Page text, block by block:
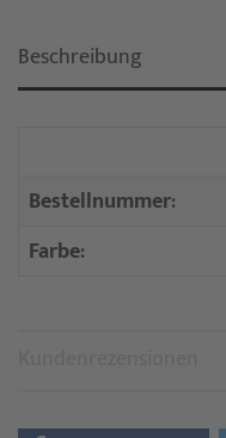
Beschreibung
Bestellnummer:
Farbe: